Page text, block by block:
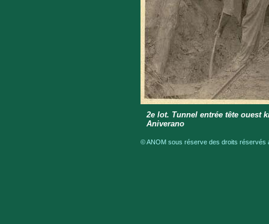
2e lot. Tunnel entrée tête ouest
Aniverano
© ANOM sous réserve des droits réservés